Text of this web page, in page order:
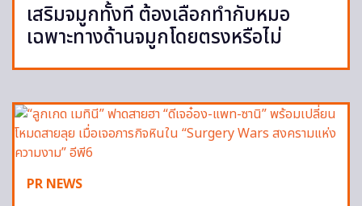
เสริมจมูกทั้งที ต้องเลือกทำกับหมอ
เฉพาะทางด้านจมูกโดยตรงหรือไม่
PR NEWS